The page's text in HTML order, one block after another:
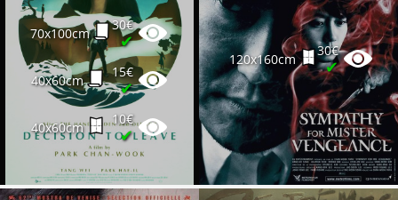
70x100cm
30€
✔
40x60cm
15€
✔
40x60cm
10€
✔
120x160cm
30€
✔